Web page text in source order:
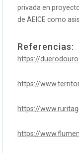
privada en
de AEICE como
Referencias:
https://
https://
https://
https://